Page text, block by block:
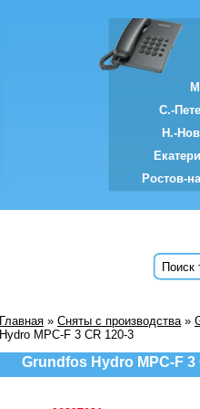
С.-
Н.-
Ростов-
Главная » Сняты с производства»
Hydro MPC-F 3 CR 120-3
Grundfos Hydro MPC-F 3